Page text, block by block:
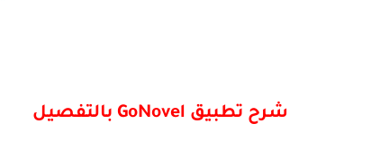
شرح تطبيق GoNovel بالتفصيل